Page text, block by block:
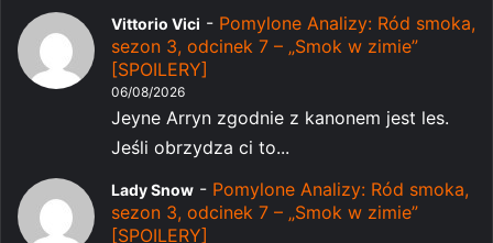
Vittorio Vici - Pomylone Analizy: Ród smoka,
sezon 3, odcinek 7 – „Smok w zimie”
[SPOILERY]
06/08/2026
Jeyne Arryn zgodnie z kanonem jest les.
Jeśli obrzydza ci to...
Lady Snow - Pomylone Analizy: Ród smoka,
sezon 3, odcinek 7 – „Smok w zimie”
[SPOILERY]